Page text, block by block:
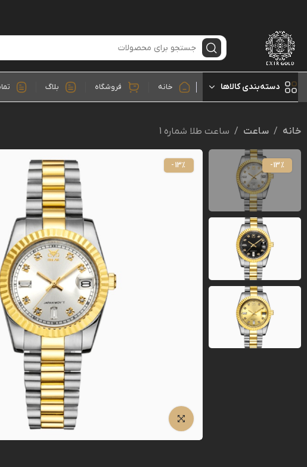
دسته‌بندی کالاها خانه فروشگاه بلاگ
خانه ساعت ساعت طلا شماره 1
-13%
-13%